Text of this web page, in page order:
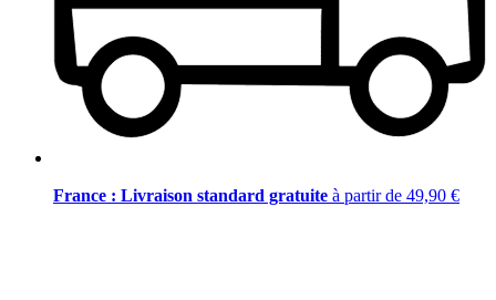
France : Livraison standard gratuite à partir de 49,90 €